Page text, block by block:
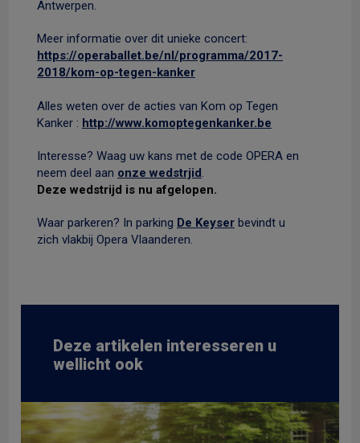
Antwerpen.
Meer informatie over dit unieke concert:
https://operaballet.be/nl/programma/2017-
2018/kom-op-tegen-kanker
Alles weten over de acties van Kom op Tegen
Kanker : http://www.komoptegenkanker.be
Interesse? Waag uw kans met de code OPERA en
neem deel aan onze wedstrjid.
Deze wedstrijd is nu afgelopen.
Waar parkeren? In parking De Keyserbevindt u
zich vlakbij Opera Vlaanderen.
Deze artikelen interesseren u
wellicht ook